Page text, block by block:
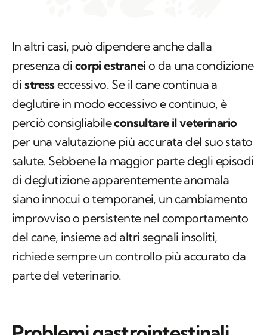
In altri casi, può dipendere anche dalla
presenza di corpi estranei o da una condizione
distresseccessivo. Se il cane continua a
deglutire in modo eccessivo e continuo, è
perciò consigliabileconsultare il veterinario
per una valutazione più accurata del suo stato
salute. Sebbene la maggior parte degli episodi
di deglutizione apparentemente anomala
siano innocui o temporanei, un cambiamento
improvviso o persistente nel comportamento
del cane, insieme ad altri segnali insoliti,
richiede sempre un controllo più accurato da
parte del veterinario.